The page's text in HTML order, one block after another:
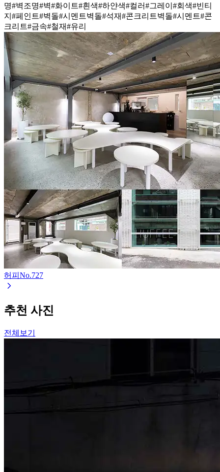
명#벽조명#벽#화이트#흰색#하얀색#컬러#그레이 #회색#빈티
지 #페인트#벽돌#시멘트벽돌#석재#콘크리트벽돌#시멘트#콘
크리트#금속#철재#유리
허피 No.727
추천 사진
전체보기